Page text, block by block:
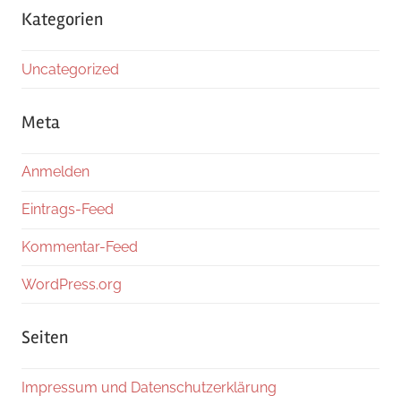
Kategorien
Uncategorized
Meta
Anmelden
Eintrags-Feed
Kommentar-Feed
WordPress.org
Seiten
Impressum und Datenschutzerklärung